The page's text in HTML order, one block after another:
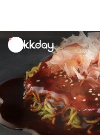
unread
notifications